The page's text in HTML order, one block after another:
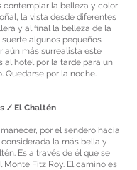
contemplar la belleza y color
la vista desde diferentes
y al final la belleza de la
algunos pequeños
aún más surrealista este
al hotel por la tarde para un
Quedarse por la noche.
/ El Chaltén
por el sendero hacia
la más bella y
Es a través de él que se
Fitz Roy. El camino es